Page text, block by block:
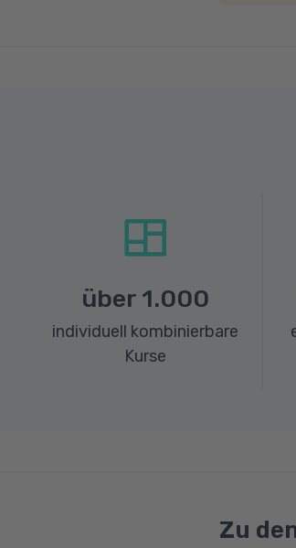
über 1.000
individuell kombinierbare
Kurse
Zu